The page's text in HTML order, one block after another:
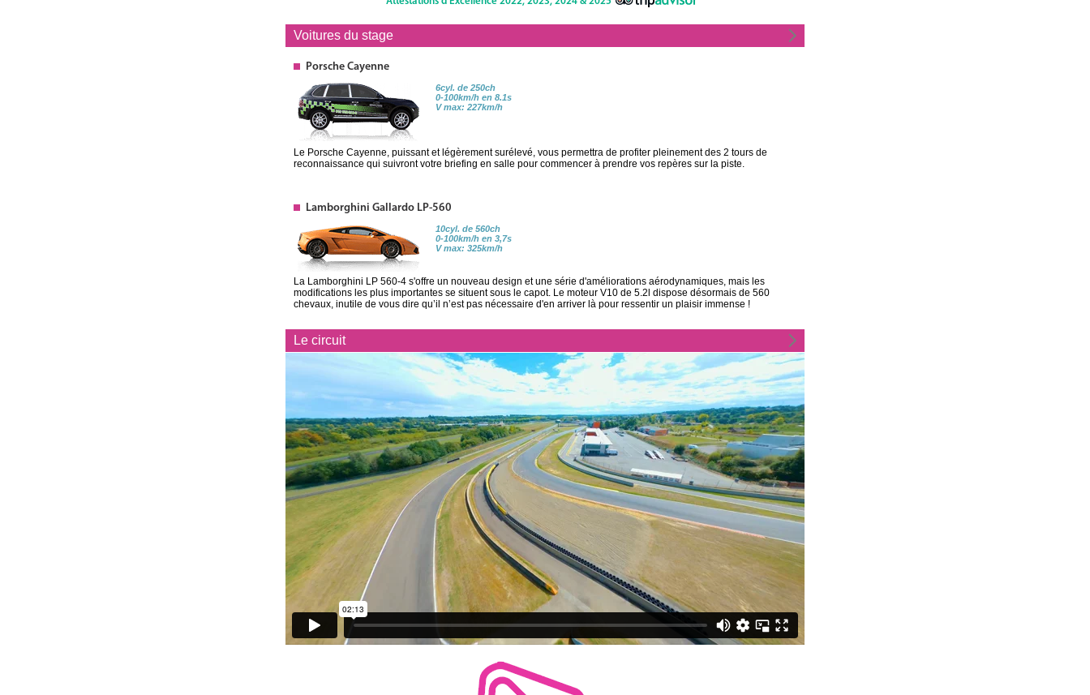
Voitures du stage
Porsche Cayenne
6cyl. de 250ch
0-100km/h en 8.1s
V max: 227km/h
Le Porsche Cayenne, puissant et légèrement surélevé, vous permettra de profiter pleinement des 2 tours de
reconnaissance qui suivront votre briefing en salle pour commencer à prendre vos repères sur la piste.
Lamborghini Gallardo LP-560
10cyl. de 560ch
0-100km/h en 3,7s
V max: 325km/h
La Lamborghini LP 560-4 s'offre un nouveau design et une série d'améliorations aérodynamiques, mais les
modifications les plus importantes se situent sous le capot. Le moteur V10 de 5.2l dispose désormais de 560
chevaux, inutile de vous dire qu’il n’est pas nécessaire d'en arriver là pour ressentir un plaisir immense !
Le circuit